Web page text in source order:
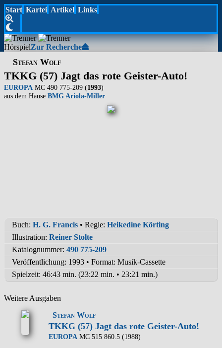
Start Kartei Artikel Links
HörspielZur Recherche
Stefan Wolf
TKKG (57) Jagt das rote Geister-Auto!
EUROPA MC 490 775-209 (1993)
aus dem Hause BMG Ariola-Miller
Buch: H. G. Francis • Regie: Heikedine Körting
Illustration: Reiner Stolte
Katalognummer: 490 775-209
Veröffentlichung: 1993 • Format: Musik-Cassette
Spielzeit: 46:43 min. (23:22 min. • 23:21 min.)
Weitere Ausgaben
Stefan Wolf
TKKG (57) Jagt das rote Geister-Auto!
EUROPA MC 515 860.5 (1988)